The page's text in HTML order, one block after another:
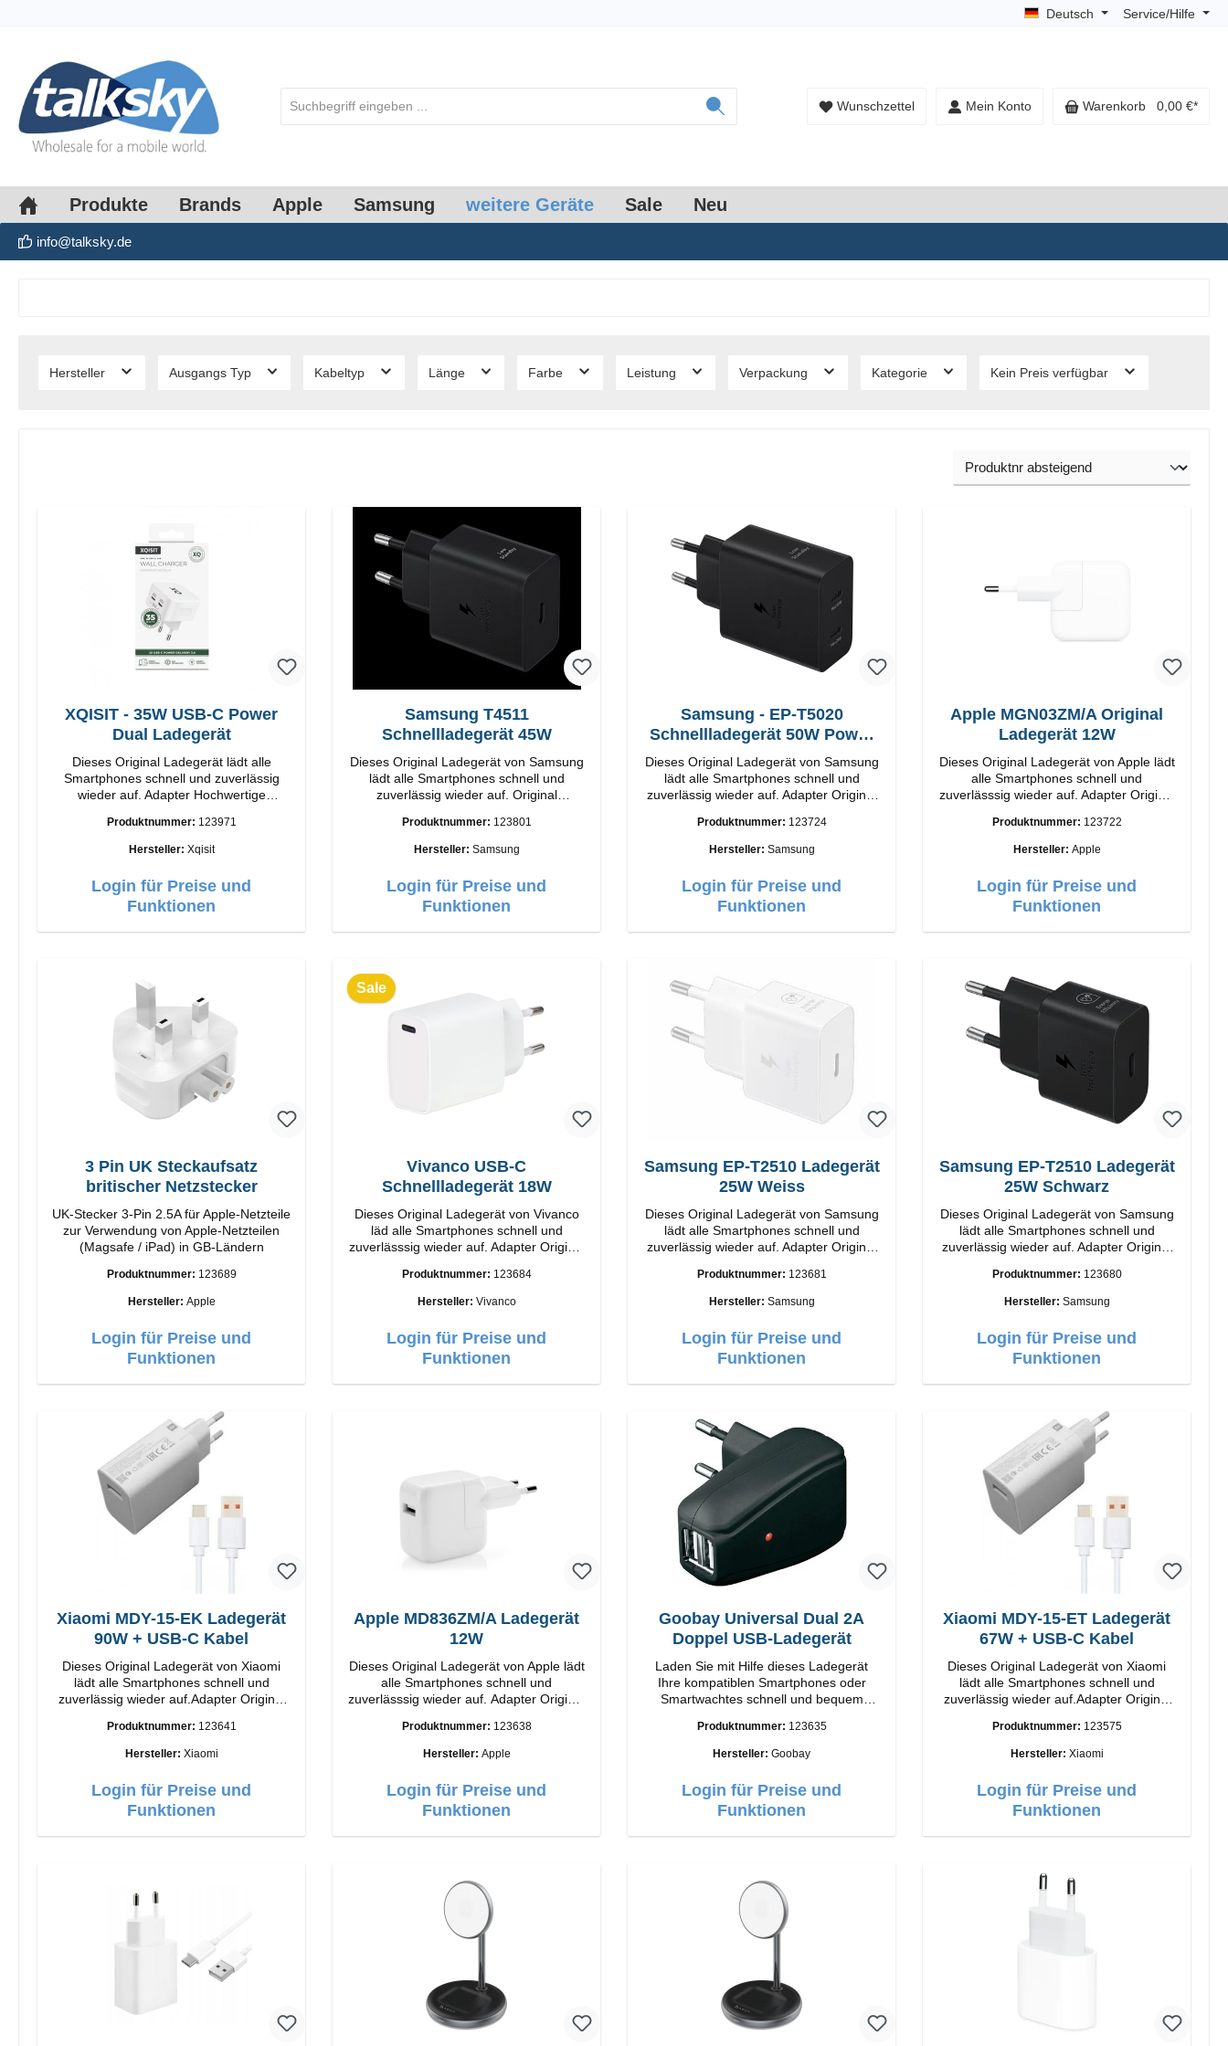
Deutsch Service/Hilfe
Wunschzettel Mein Konto Warenkorb 0,00 €*
Produkte Brands Apple Samsung weitere Geräte Sale Neu
info@talksky.de
Hersteller Ausgangs Typ Kabeltyp Länge Farbe Leistung Verpackung Kategorie Kein Preis verfügbar
XQISIT - 35W USB-C Power
Dual Ladegerät
Dieses Original Ladegerät lädt alle
Smartphones schnell und zuverlässig
wieder auf. Adapter Hochwertige
C Output: 35W Farbe: Weis
Produktnummer: 123971
Hersteller: Xqisit
Login für Preise und
Funktionen
Samsung T4511
Schnellladegerät 45W
Dieses Original Ladegerät von Samsung
lädt alle Smartphones schnell und
zuverlässig wieder auf. Original
VerarbeitungAnschlüss: USB-C Output:
USB-C: 45W Farbe: Schwarz
Produktnummer: 123801
Hersteller: Samsung
Login für Preise und
Funktionen
Samsung - EP-T5020
Schnellladegerät 50W Power
Duo
Dieses Original Ladegerät von Samsung
lädt alle Smartphones schnell und
zuverlässig wieder auf. Adapter Original
Anschlüsse: USB-C / USB-C Output:
Schwarz/li>
Produktnummer: 123724
Hersteller: Samsung
Login für Preise und
Funktionen
Apple MGN03ZM/A Original
Ladegerät 12W
Dieses Original Ladegerät von Apple lädt
alle Smartphones schnell und
zuverlässsig wieder auf. Adapter Original
Anschlüsse: USB-A Output: 12W Farbe:
Weiß
Produktnummer: 123722
Hersteller: Apple
Login für Preise und
Funktionen
3 Pin UK Steckaufsatz
britischer Netzstecker
UK-Stecker 3-Pin 2.5A für Apple-Netzteile
zur Verwendung von Apple-Netzteilen
(Magsafe / iPad) in GB-Ländern
Produktnummer: 123689
Hersteller: Apple
Login für Preise und
Funktionen
Sale
Vivanco USB-C
Schnellladegerät 18W
Dieses Original Ladegerät von Vivanco
läd alle Smartphones schnell und
zuverlässsig wieder auf. Adapter Original
Anschlüsse: USB-C Output: 18W Farbe:
Weiss
Produktnummer: 123684
Hersteller: Vivanco
Login für Preise und
Funktionen
Samsung EP-T2510 Ladegerät
25W Weiss
Dieses Original Ladegerät von Samsung
lädt alle Smartphones schnell und
zuverlässig wieder auf. Adapter Original
Anschlüsse: USB-C Output: 25W Farbe:
Weiss
Produktnummer: 123681
Hersteller: Samsung
Login für Preise und
Funktionen
Samsung EP-T2510 Ladegerät
25W Schwarz
Dieses Original Ladegerät von Samsung
lädt alle Smartphones schnell und
zuverlässig wieder auf. Adapter Original
Anschlüsse: USB-C Output: 25W Farbe:
Schwarz
Produktnummer: 123680
Hersteller: Samsung
Login für Preise und
Funktionen
Xiaomi MDY-15-EK Ladegerät
90W + USB-C Kabel
Dieses Original Ladegerät von Xiaomi
lädt alle Smartphones schnell und
zuverlässig wieder auf.Adapter Original
Anschlüsse: USB-A Output: 90W Farbe:
Produktnummer: 123641
Hersteller: Xiaomi
Login für Preise und
Funktionen
Apple MD836ZM/A Ladegerät
12W
Dieses Original Ladegerät von Apple lädt
alle Smartphones schnell und
zuverlässsig wieder auf. Adapter Original
Anschlüsse: USB-A Output: 12W Farbe:
Weiss
Produktnummer: 123638
Hersteller: Apple
Login für Preise und
Funktionen
Goobay Universal Dual 2A
Doppel USB-Ladegerät
Laden Sie mit Hilfe dieses Ladegerät
Ihre kompatiblen Smartphones oder
Smartwachtes schnell und bequem
Farbe: Schwarz
Produktnummer: 123635
Hersteller: Goobay
Login für Preise und
Funktionen
Xiaomi MDY-15-ET Ladegerät
67W + USB-C Kabel
Dieses Original Ladegerät von Xiaomi
lädt alle Smartphones schnell und
zuverlässig wieder auf.Adapter Original
Anschlüsse: USB-A Output: 67W Farbe:
Produktnummer: 123575
Hersteller: Xiaomi
Login für Preise und
Funktionen